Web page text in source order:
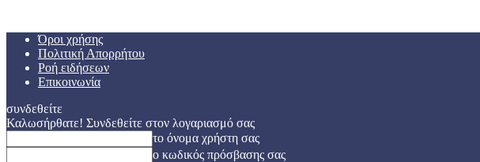
Όροι χρήσης
Πολιτική Απορρήτου
Ροή ειδήσεων
Επικοινωνία
συνδεθείτε
Καλωσήρθατε! Συνδεθείτε στον λογαριασμό σας
το όνομα χρήστη σας
ο κωδικός πρόσβασης σας